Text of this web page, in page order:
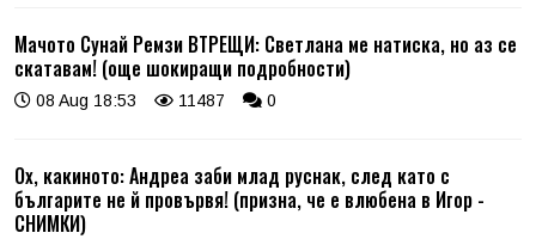
Мачото Сунай Ремзи ВТРЕЩИ: Светлана ме натиска, но аз се
скатавам! (още шокиращи подробности)
08 Aug 18:53 11487 0
Ох, какиното: Андреа заби млад руснак, след като с
българите не й провървя! (призна, че е влюбена в Игор -
СНИМКИ)